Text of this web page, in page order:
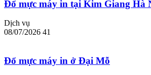
Đổ mực máy in tại Kim Giang Hà
Dịch vụ
08/07/2026 41
Đổ mực máy in ở Đại Mỗ